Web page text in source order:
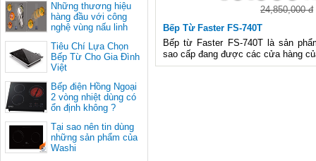
Những thương hiệu
hàng đầu với công
nghệ vùng nấu linh
Tiêu Chí Lựa Chọn
Bếp Từ Cho Gia Đình
Việt
Bếp điện Hồng Ngoại
2 vòng nhiệt dùng có
ổn định không ?
Tại sao nên tin dùng
những sản phẩm của
Washi
24,850,000 đ
Bếp Từ Faster FS-740T
Bếp từ Faster FS-740T là sản
sao cấp đang được các cửa hàng
bếp Hữu Thắng bày bán, đây là